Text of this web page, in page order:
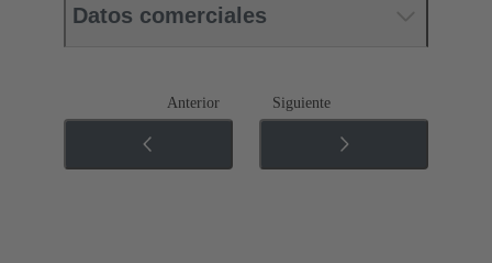
Datos comerciales
Anterior Siguiente